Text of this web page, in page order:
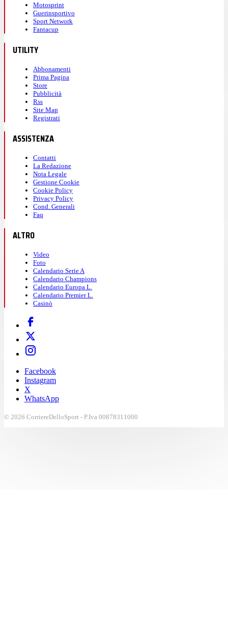
Motosprint
Guerinsportivo
Sport Network
Fantacup
UTILITY
Abbonamenti
Prima Pagina
Store
Pubblicità
Rss
Site Map
Registrati
ASSISTENZA
Contatti
La Redazione
Nota Legale
Gestione Cookie
Cookie Policy
Privacy Policy
Cond. Generali
Faq
ALTRO
Video
Foto
Calendario Serie A
Calendario Champions
Calendario Europa L.
Calendario Premier L.
Casinò
Facebook
Instagram
X
WhatsApp
© 2026 CorriereDelloSport - P.Iva 00878311000